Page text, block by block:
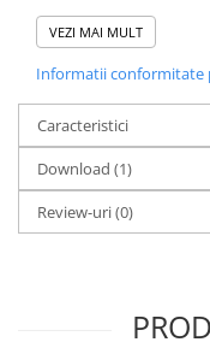
Dimensiuni: 151 x 98
Greutate: aproximativ
Durata de viata:
Temperatura de
descarcare, -15°C
Acest acumulator este
rezerva, cum ar fi UPS-
echipamente critice.
VEZI MAI MULT
Informatii conformitate
Caracteristici
Download (1)
Review-uri(0)